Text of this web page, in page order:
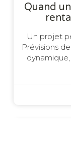
Quand
Un projet
Prévisions